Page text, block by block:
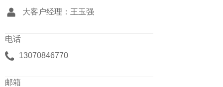
大客户经理：王玉强
电话
13070846770
邮箱